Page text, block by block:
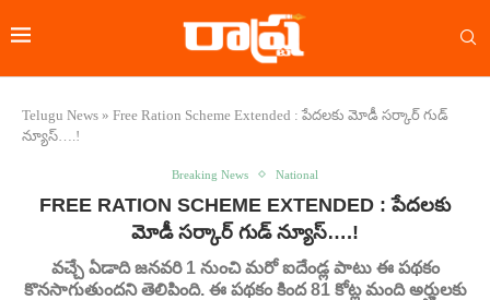
Telugu News » Free Ration Scheme Extended : పేదలకు మోడీ సర్కార్ గుడ్
న్యూస్….!
Breaking News National
FREE RATION SCHEME EXTENDED : పేదలకు
మోడీ సర్కార్ గుడ్ న్యూస్….!
వచ్చే ఏడాది జనవరి 1 నుంచి మరో ఐదేండ్ల పాటు ఈ పథకం
కొనసాగుతుందని తెలిపింది. ఈ పథకం కింద 81 కోట్ల మంది అర్హులకు